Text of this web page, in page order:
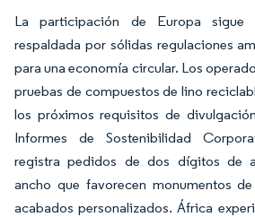
La participación de Europa sigue
respaldada por sólidas regulaciones
para una economía circular. Los
pruebas de compuestos de lino
los próximos requisitos de
Informes de Sostenibilidad
registra pedidos de dos dígitos de
ancho que favorecen monumentos
acabados personalizados. África